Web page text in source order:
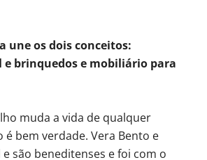
une os dois conceitos:
e brinquedos e mobiliário para
muda a vida de qualquer
é bem verdade. Vera Bento e
são beneditenses e foi com o